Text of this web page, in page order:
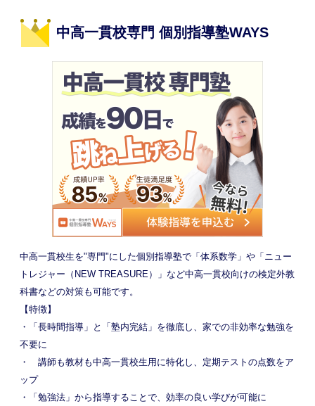
中高一貫校専門 個別指導塾WAYS
中高一貫校生を"専門"にした個別指導塾で「体系数学」や「ニュー
トレジャー（NEW TREASURE）」など中高一貫校向けの検定外教
科書などの対策も可能です。
【特徴】
・「長時間指導」と「塾内完結」を徹底し、家での非効率な勉強を
不要に
・ 講師も教材も中高一貫校生用に特化し、定期テストの点数をア
ップ
・「勉強法」から指導することで、効率の良い学びが可能に